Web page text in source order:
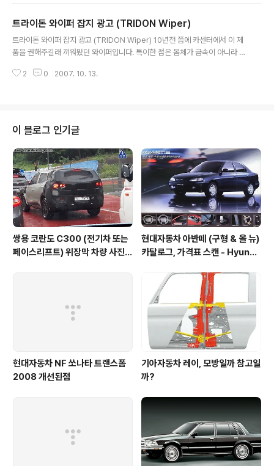
직선적인 형태에서 승용차처럼 곡선으로 변화하게되자 저런 쇠파이프식의 범퍼
가드가 어울려보이지도 않는것도 이유중의 하나일겁니다.
트라이돈 와이퍼 잡지 광고 (TRIDON Wiper)
트라이돈 와이퍼 잡지 광고 (TRIDON Wiper) 10년전 쯤에 카센터에서 이 제
품을 권해주길래 끼워봤던 와이퍼입니다. 특이한 점은 몸체가 금속이 아니라 플
는 영업용 차량이나 무관심한 운전자가 아닌 이상 녹이 슬 정도로 와이퍼를 오
에 갈아서 끼웠습니다.) 디자인은 일반 금속으로 된 와이퍼보다 앙상해보지이
않고 두툼해보여서 깔끔해보였습니다. 대신 시야는 조금 더 가리는것 같았고요.
물기는 가볍게 잘 닦였습니다..
2 0 2007. 10. 13.
이 블로그 인기글
쌍용 코란도 C300 (전기차 또는
페이스리프트) 위장막 차량 사진 -
현대자동차 아반떼 (구형 & 올 뉴)
카탈로그, 가격표 스캔 - Hyunda
현대자동차 NF 쏘나타 트랜스폼
2008 개선된점
기아자동차 레이, 모방일까 참고일
까?